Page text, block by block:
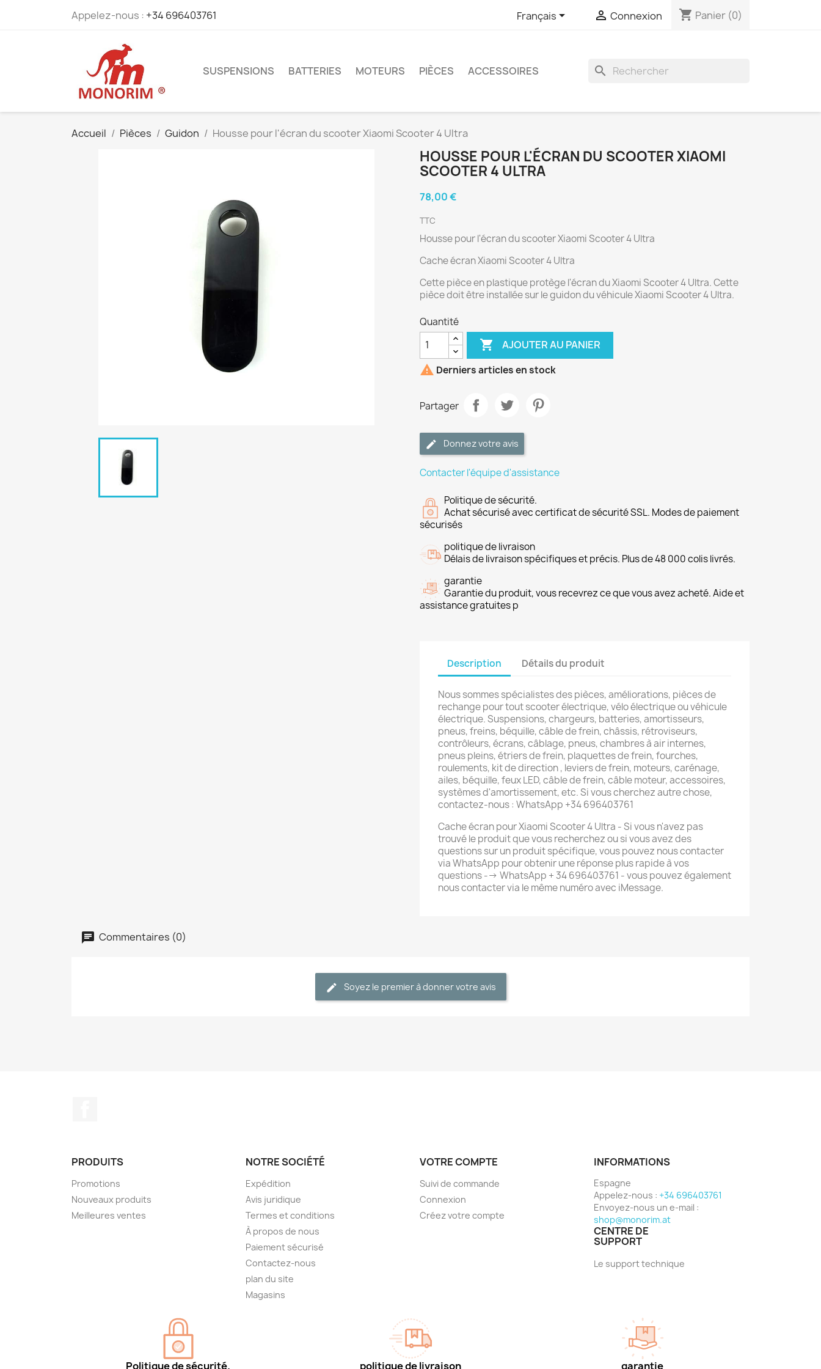
Appelez-nous : +34 696403761 Français  Connexion shopping_cart Panier (0)
SUSPENSIONS BATTERIES MOTEURS PIÈCES ACCESSOIRES search
Accueil Pièces Guidon Housse pour l'écran du scooter Xiaomi Scooter 4 Ultra
HOUSSE POUR L'ÉCRAN DU SCOOTER XIAOMI
SCOOTER 4 ULTRA
78,00 €
TTC
Housse pour l'écran du scooter Xiaomi Scooter 4 Ultra
Cache écran Xiaomi Scooter 4 Ultra
Cette pièce en plastique protège l'écran du Xiaomi Scooter 4 Ultra. Cette
pièce doit être installée sur le guidon du véhicule Xiaomi Scooter 4 Ultra.
Quantité
 AJOUTER AU PANIER
 Derniers articles en stock
Partager
Donnez votre avis
Contacter l'équipe d'assistance
Politique de sécurité.
Achat sécurisé avec certificat de sécurité SSL. Modes de paiement
sécurisés
politique de livraison
Délais de livraison spécifiques et précis. Plus de 48 000 colis livrés.
garantie
Garantie du produit, vous recevrez ce que vous avez acheté. Aide et
assistance gratuites p
Description Détails du produit
Nous sommes spécialistes des pièces, améliorations, pièces de
rechange pour tout scooter électrique, vélo électrique ou véhicule
électrique. Suspensions, chargeurs, batteries, amortisseurs,
pneus, freins, béquille, câble de frein, châssis, rétroviseurs,
contrôleurs, écrans, câblage, pneus, chambres à air internes,
pneus pleins, étriers de frein, plaquettes de frein, fourches,
roulements, kit de direction , leviers de frein, moteurs, carénage,
ailes, béquille, feux LED, câble de frein, câble moteur, accessoires,
systèmes d'amortissement, etc. Si vous cherchez autre chose,
contactez-nous : WhatsApp +34 696403761
Cache écran pour Xiaomi Scooter 4 Ultra - Si vous n'avez pas
trouvé le produit que vous recherchez ou si vous avez des
questions sur un produit spécifique, vous pouvez nous contacter
via WhatsApp pour obtenir une réponse plus rapide à vos
questions --> WhatsApp + 34 696403761 - vous pouvez également
nous contacter via le même numéro avec iMessage.
Commentaires (0)
Soyez le premier à donner votre avis
PRODUITS
Promotions
Nouveaux produits
Meilleures ventes
NOTRE SOCIÉTÉ
Expédition
Avis juridique
Termes et conditions
À propos de nous
Paiement sécurisé
Contactez-nous
plan du site
Magasins
VOTRE COMPTE
Suivi de commande
Connexion
Créez votre compte
INFORMATIONS
Espagne
Appelez-nous : +34 696403761
Envoyez-nous un e-mail :
shop@monorim.at
CENTRE DE
SUPPORT
Le support technique
Politique de sécurité. politique de livraison garantie